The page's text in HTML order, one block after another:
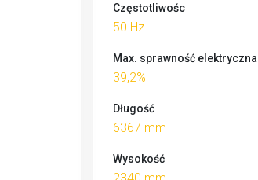
Częstotliwośc
50 Hz
Max. sprawność elektryczna
39,2%
Długość
6367 mm
Wysokość